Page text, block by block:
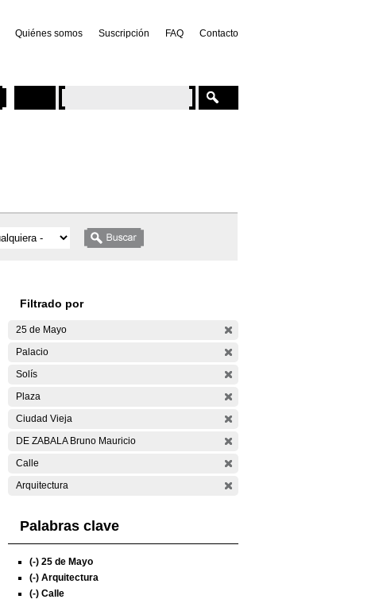
Quiénes somos Suscripción FAQ Contacto
Filtrado por
25 de Mayo
Palacio
Solís
Plaza
Ciudad Vieja
DE ZABALA Bruno Mauricio
Calle
Arquitectura
Palabras clave
(-) 25 de Mayo
(-) Arquitectura
(-) Calle